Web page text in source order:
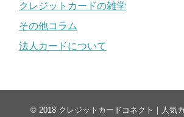
クレジットカードの雑学
その他コラム
法人カードについて
© 2018 クレジットカードコネクト｜人気